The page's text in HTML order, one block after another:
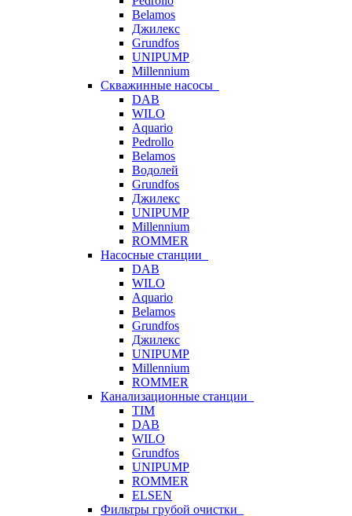
Belamos
Джилекс
Grundfos
UNIPUMP
Millennium
Скважинные насосы
DAB
WILO
Aquario
Pedrollo
Belamos
Водолей
Grundfos
Джилекс
UNIPUMP
Millennium
ROMMER
Насосные станции
DAB
WILO
Aquario
Belamos
Grundfos
Джилекс
UNIPUMP
Millennium
ROMMER
Канализационные станции
TIM
DAB
WILO
Grundfos
UNIPUMP
ROMMER
ELSEN
Фильтры грубой очистки